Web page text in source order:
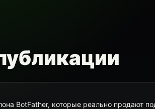
BotFather, которые реально продают